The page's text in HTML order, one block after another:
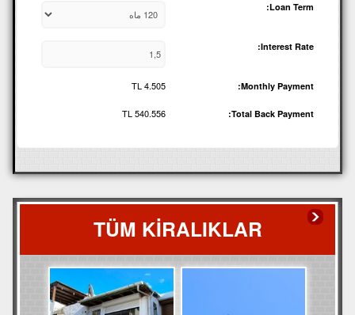
Loan Term:
Interest Rate:
Monthly Payment:
4.505
Total Back Payment:
540.556
TÜM KİRALIKLAR